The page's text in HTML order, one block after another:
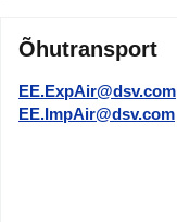
Õhutransport
EE.ExpAir@dsv.com
EE.ImpAir@dsv.com